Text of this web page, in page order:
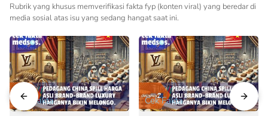
Rubrik yang khusus memverifikasi fakta fyp (konten viral) yang beredar di
media sosial atas isu yang sedang hangat saat ini.
Cek Fakta Cek Fakta